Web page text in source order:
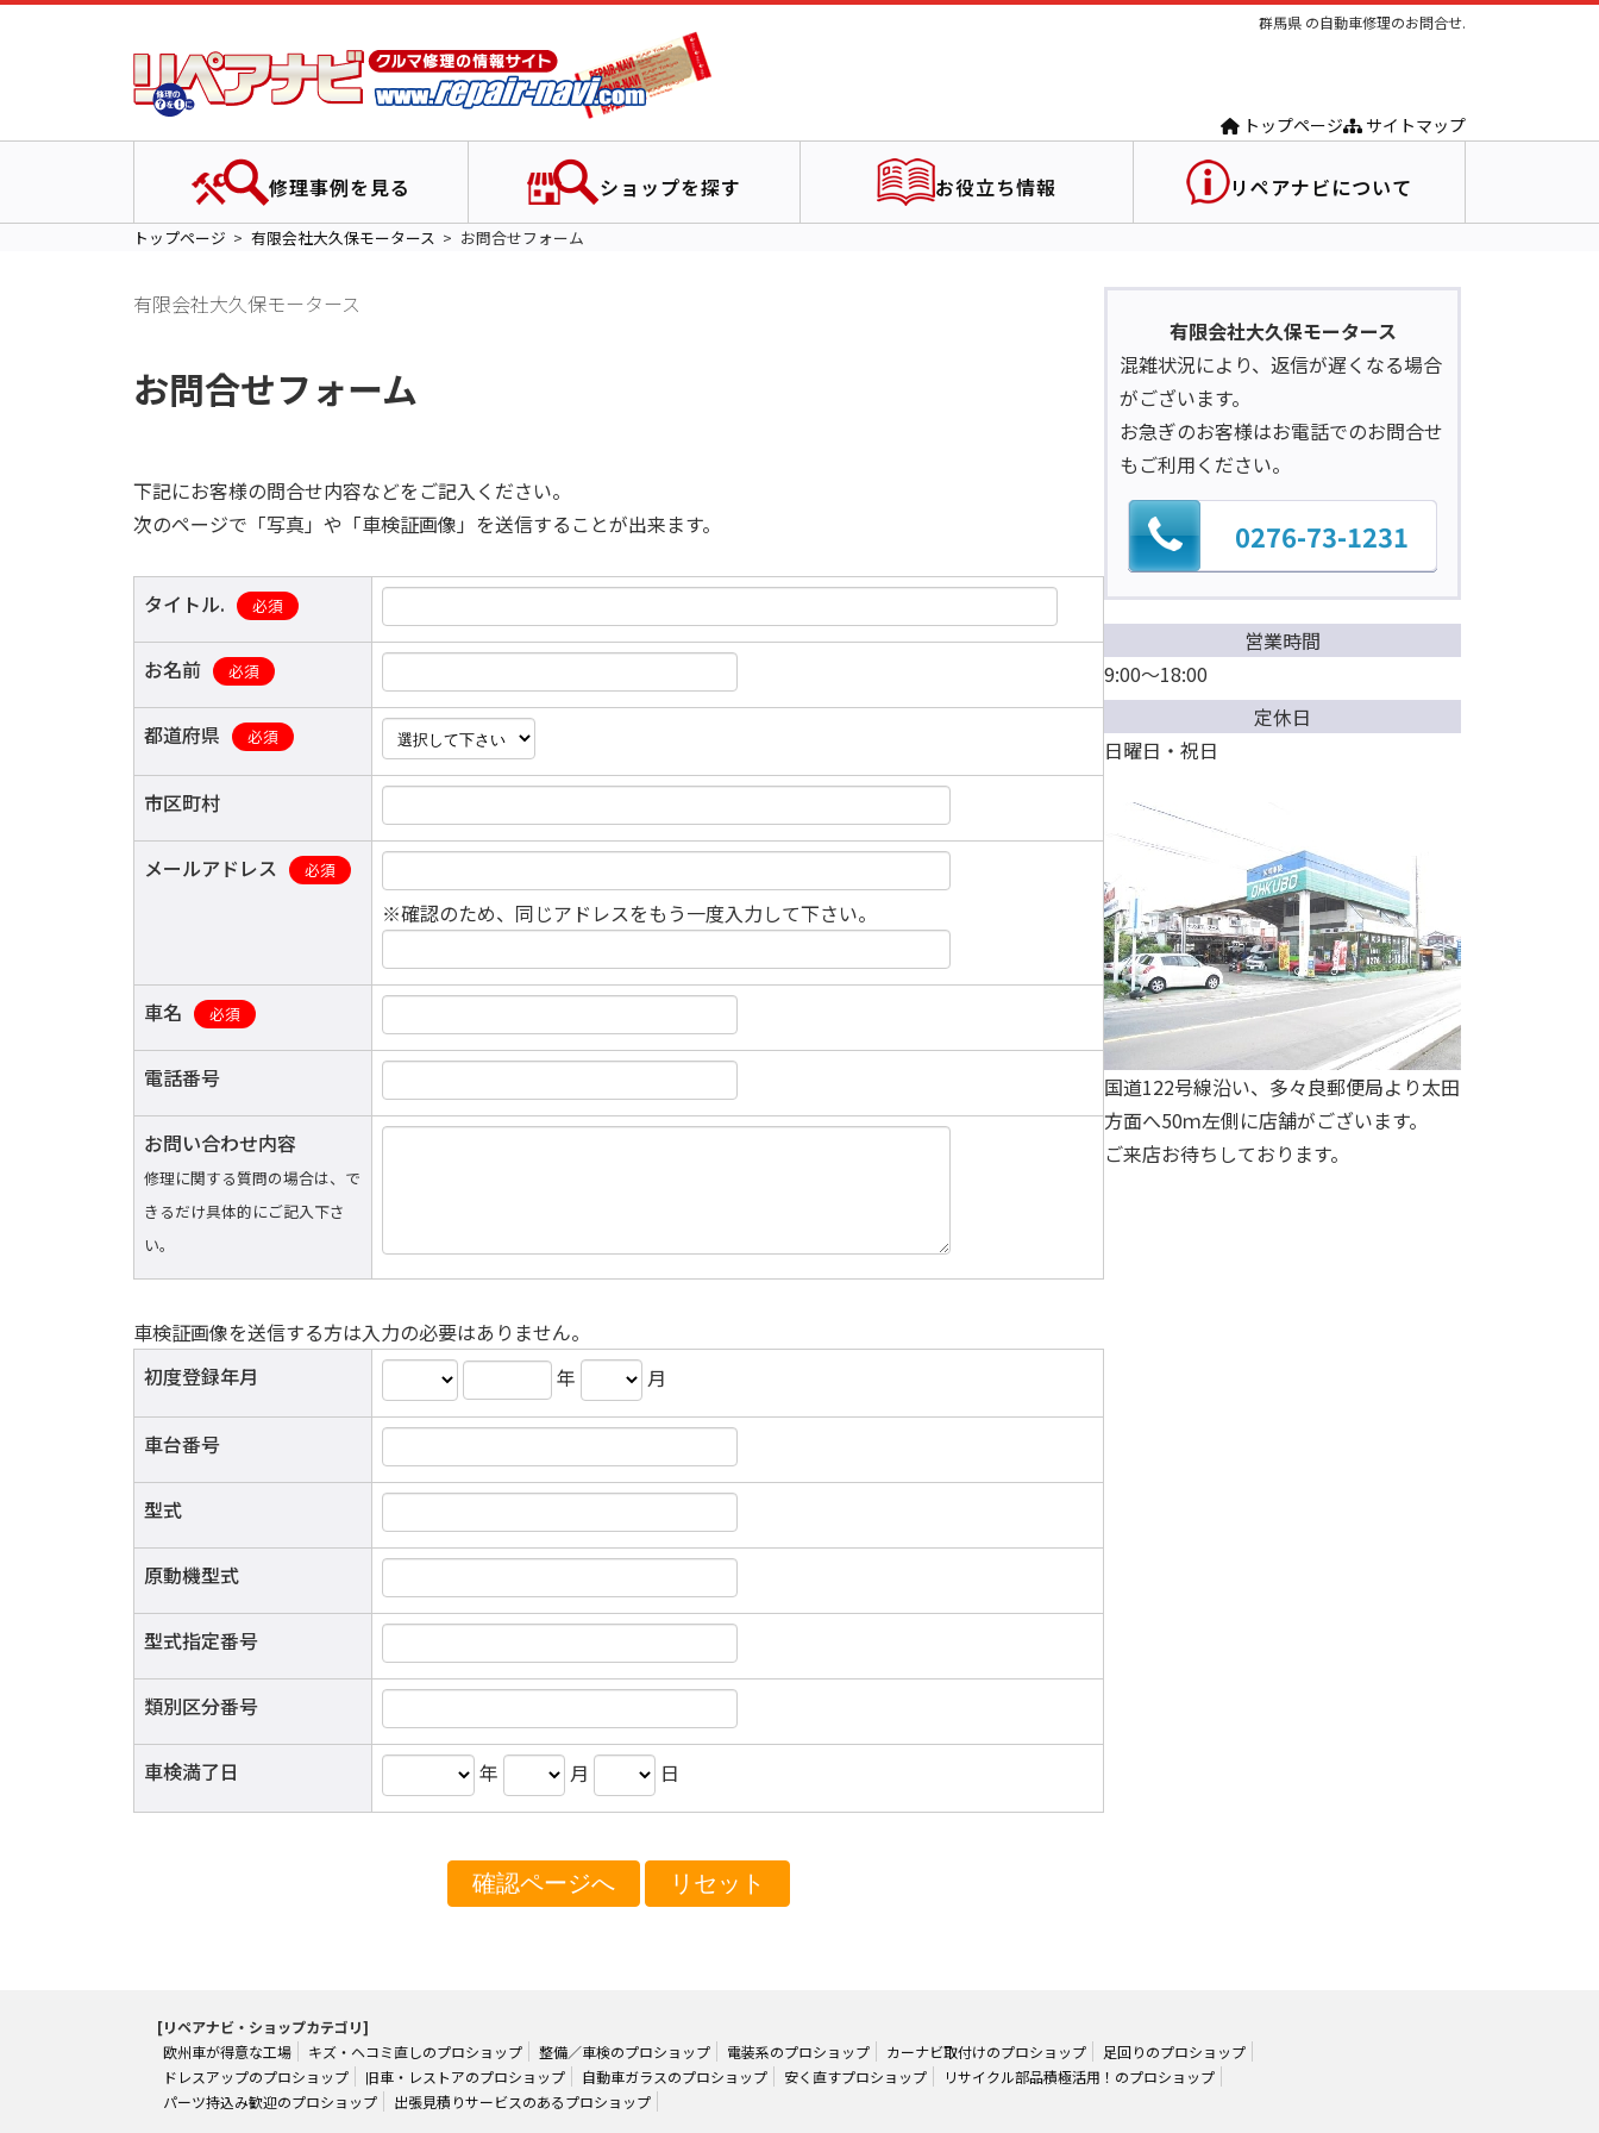
群馬県 の自動車修理のお問合せ.
トップページ サイトマップ
修理事例を見る ショップを探す お役立ち情報 リペアナビについて
トップページ 有限会社大久保モータース お問合せフォーム
有限会社大久保モータース
お問合せフォーム
下記にお客様の問合せ内容などをご記入ください。
次のページで「写真」や「車検証画像」を送信することが出来ます。
タイトル. 必須
お名前 必須
都道府県 必須
市区町村
メールアドレス 必須
※確認のため、同じアドレスをもう一度入力して下さい。
車名 必須
電話番号
お問い合わせ内容
修理に関する質問の場合は、で
きるだけ具体的にご記入下さ
い。
車検証画像を送信する方は入力の必要はありません。
初度登録年月
年 月
車台番号
型式
原動機型式
型式指定番号
類別区分番号
車検満了日 年 月 日
有限会社大久保モータース
混雑状況により、返信が遅くなる場合
がございます。
お急ぎのお客様はお電話でのお問合せ
もご利用ください。
0276-73-1231
営業時間
9:00～18:00
定休日
日曜日・祝日
国道122号線沿い、多々良郵便局より太田
方面へ50ｍ左側に店舗がございます。
ご来店お待ちしております。
[リペアナビ・ショップカテゴリ]
欧州車が得意な工場
キズ・ヘコミ直しのプロショップ 整備／車検のプロショップ 電装系のプロショップ カーナビ取付けのプロショップ
足回りのプロショップ
ドレスアップのプロショップ
旧車・レストアのプロショップ 自動車ガラスのプロショップ 安く直すプロショップ
リサイクル部品積極活用！のプロショップ
パーツ持込み歓迎のプロショップ
出張見積りサービスのあるプロショップ